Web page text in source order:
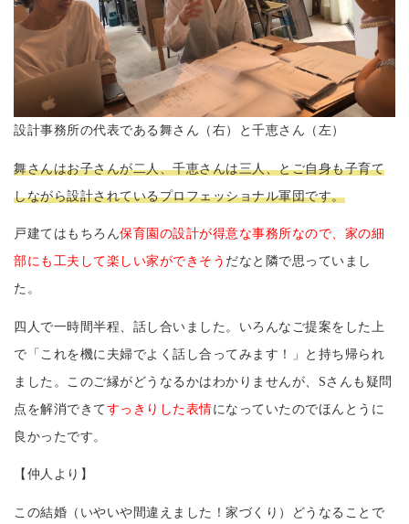
設計事務所の代表である舞さん（右）と千恵さん（左）
舞さんはお子さんが二人、千恵さんは三人、とご自身も子育て
しながら設計されているプロフェッショナル軍団です。
戸建てはもちろん保育園の設計が得意な事務所なので、家の細
部にも工夫して楽しい家ができそう だなと隣で思っていまし
た。
四人で一時間半程、話し合いました。いろんなご提案をした上
で「これを機に夫婦でよく話し合ってみます！」と持ち帰られ
ました。このご縁がどうなるかはわかりませんが、Sさんも疑問
点を解消できてすっきりした表情になっていたのでほんとうに
良かったです。
【仲人より】
この結婚（いやいや間違えました！家づくり）どうなることで